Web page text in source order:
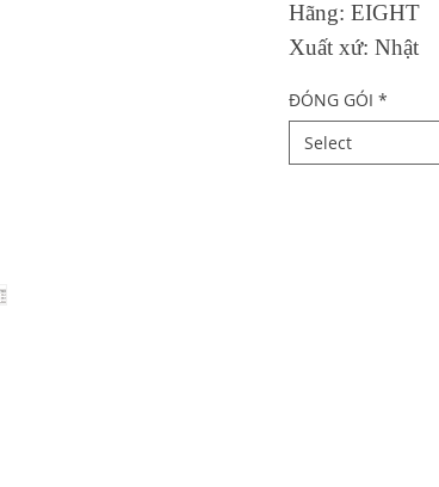
Hãng: EIGHT
Xuất xứ: Nhật
ĐÓNG GÓI *
Select